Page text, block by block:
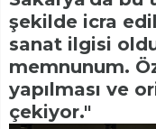
şekilde icra
sanat ilgisi
memnunum.
yapılması ve
çekiyor."